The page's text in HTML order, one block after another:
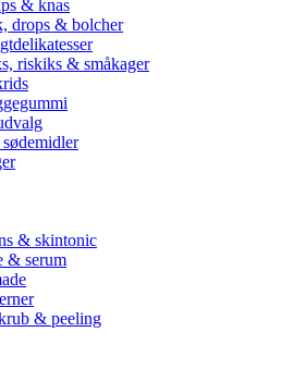
& knas
drops & bolcher
riskiks & småkager
& skintonic
& serum
& peeling